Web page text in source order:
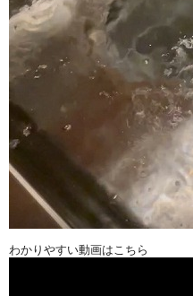
わかりやすい動画はこちら